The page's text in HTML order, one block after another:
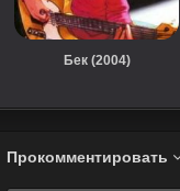
Бек (2004)
Прокомментировать